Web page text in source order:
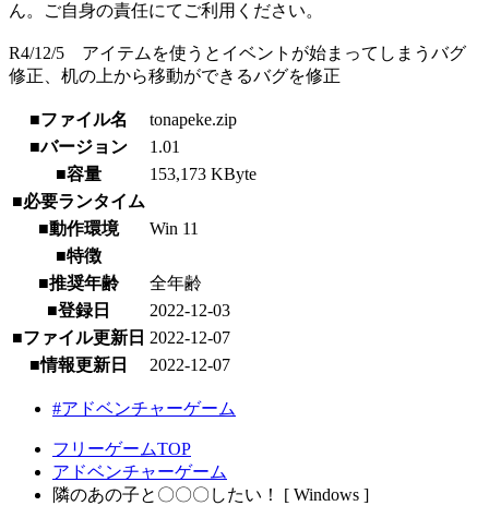
ん。ご自身の責任にてご利用ください。
R4/12/5 アイテムを使うとイベントが始まってしまうバグ
修正、机の上から移動ができるバグを修正
■ファイル名
tonapeke.zip
■バージョン
1.01
■容量
153,173 KByte
■必要ランタイム
■動作環境
Win 11
■特徴
■推奨年齢
全年齢
■登録日
2022-12-03
■ファイル更新日 2022-12-07
■情報更新日
2022-12-07
#アドベンチャーゲーム
フリーゲームTOP
アドベンチャーゲーム
隣のあの子と〇〇〇したい！ [ Windows ]